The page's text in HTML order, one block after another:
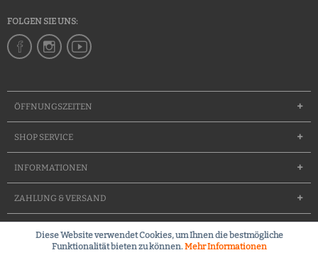
FOLGEN SIE UNS:
ÖFFNUNGSZEITEN
SHOP SERVICE
INFORMATIONEN
ZAHLUNG & VERSAND
Groessentabelle Team Waffenfuererschein Kontakt
Diese Website verwendet Cookies, um Ihnen die bestmögliche
Funktionalität bieten zu können.Mehr Informationen